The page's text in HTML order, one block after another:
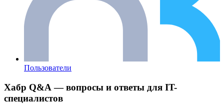
Пользователи
Хабр Q&A — вопросы и ответы для IT-
специалистов